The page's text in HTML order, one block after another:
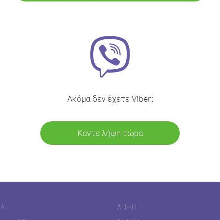
Ακόμα δεν έχετε Viber;
Κάντε λήψη τώρα
ΛΉΨΗ